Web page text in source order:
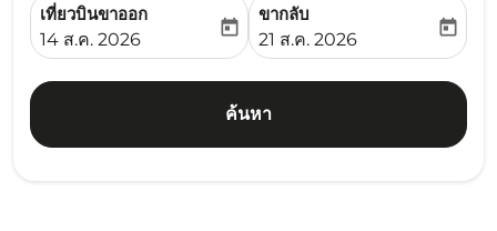
เที่ยวบินขาออก
fc-booking-departure-date-aria-label
14 ส.ค. 2026
today
ขากลับ
fc-booking-return-date-
21 ส.ค. 2026
today
ค้นหา